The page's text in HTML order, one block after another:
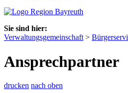
Sie sind hier:
Verwaltungsgemeinschaft >
Ansprechpartner
drucken nach oben